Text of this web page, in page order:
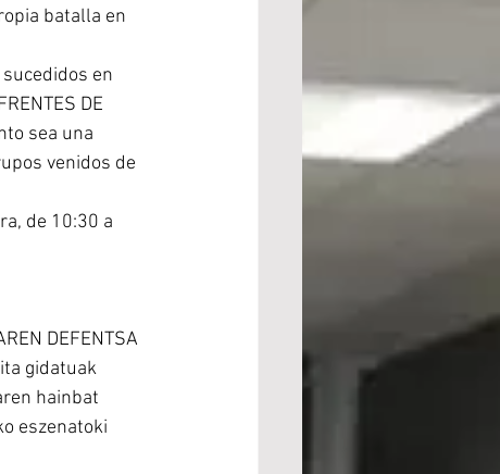
batalla en
en
DE
sea una
venidos de
de 10:30 a
DEFENTSA
gidatuak
hainbat
eszenatoki